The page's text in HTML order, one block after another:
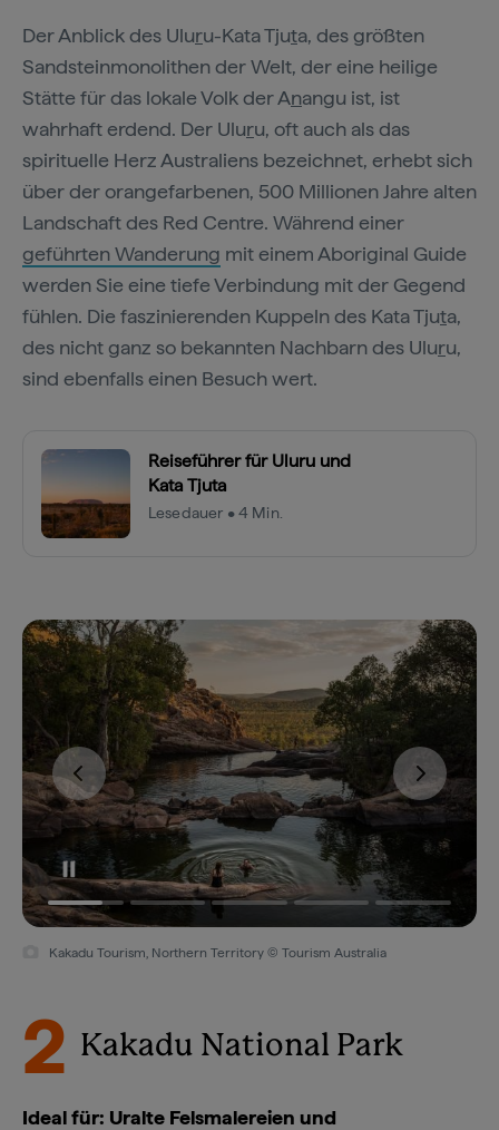
Der Anblick des Uluru-Kata Tjuta, des größten
Sandsteinmonolithen der Welt, der eine heilige
Stätte für das lokale Volk der Anangu ist, ist
wahrhaft erdend. Der Uluru, oft auch als das
spirituelle Herz Australiens bezeichnet, erhebt sich
über der orangefarbenen, 500 Millionen Jahre alten
Landschaft des Red Centre. Während einer
geführten Wanderung mit einem Aboriginal Guide
werden Sie eine tiefe Verbindung mit der Gegend
fühlen. Die faszinierenden Kuppeln des Kata Tjuta,
des nicht ganz so bekannten Nachbarn des Uluru,
sind ebenfalls einen Besuch wert.
Reiseführer für Uluru und
Kata Tjuta
Lesedauer • 4 Min.
Kakadu Tourism, Northern Territory © Tourism Australia
2 Kakadu National Park
Ideal für: Uralte Felsmalereien und